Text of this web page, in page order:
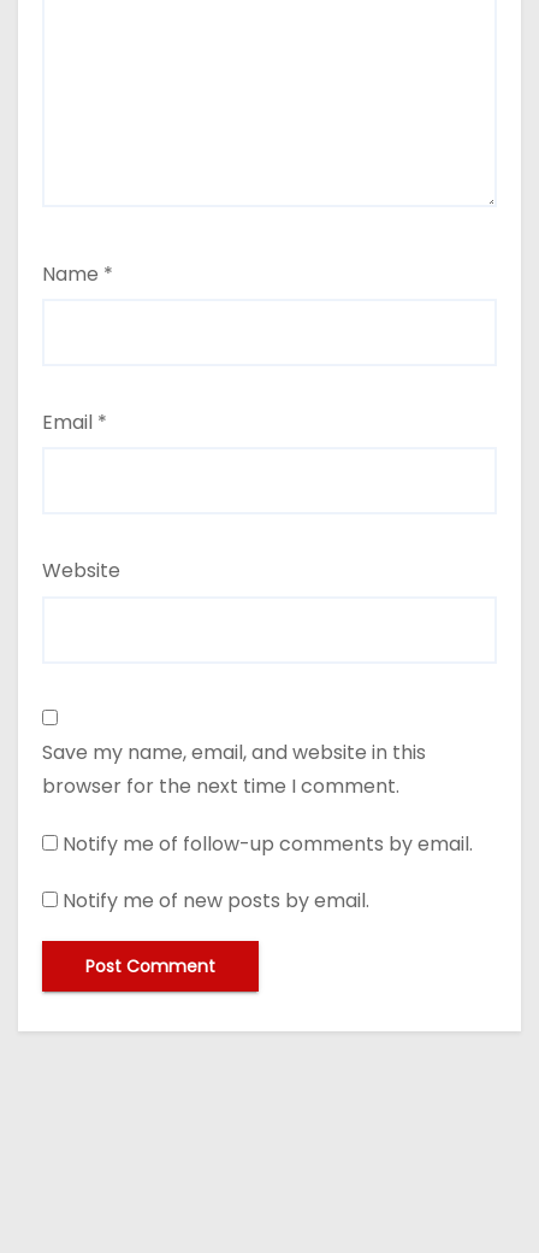
Name *
Email *
Website
Save my name, email, and website in this
browser for the next time I comment.
Notify me of follow-up comments by email.
Notify me of new posts by email.